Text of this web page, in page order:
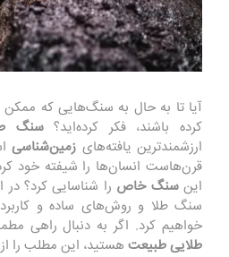
آیا تا به حال به سنگ‌هایی که
کرده باشند، فکر کرده‌اید؟سنگ
ارزشمندترین یافته‌های زمین‌شناسی
قرن‌هاست انسان‌ها را شیفته خود
اینسنگ خاص را شناسایی کرد؟ در
سنگ طلا و روش‌های ساده و
خواهیم کرد. اگر به دنبال راهی
طلایی طبیعت هستید، این مطلب را